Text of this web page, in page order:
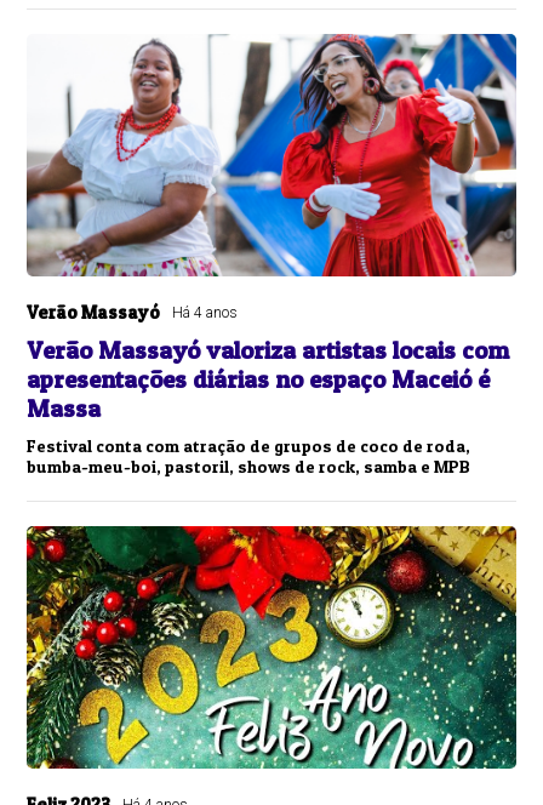
Verão Massayó Há 4 anos
Verão Massayó valoriza artistas locais com
apresentações diárias no espaço Maceió é
Massa
Festival conta com atração de grupos de coco de roda,
bumba-meu-boi, pastoril, shows de rock, samba e MPB